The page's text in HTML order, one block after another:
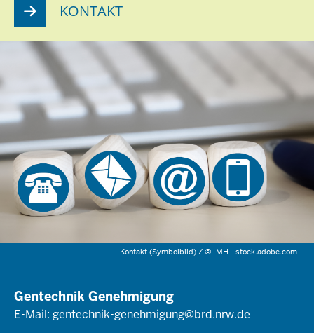
KONTAKT
Kontakt (Symbolbild) /© MH - stock.adobe.com
Gentechnik Genehmigung
E-Mail: gentechnik-genehmigung@brd.nrw.de